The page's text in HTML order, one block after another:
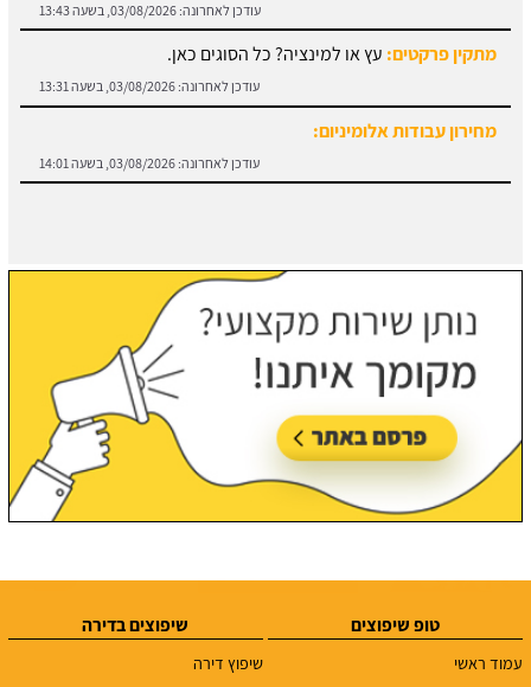
עודכן לאחרונה:03/08/2026, בשעה 13:31
מחירון עבודות אלומיניום:
עודכן לאחרונה: 03/08/2026, בשעה 14:01
טופ שיפוצים
עמוד ראשי
שיפוצים בדירה
שיפוץ דירה